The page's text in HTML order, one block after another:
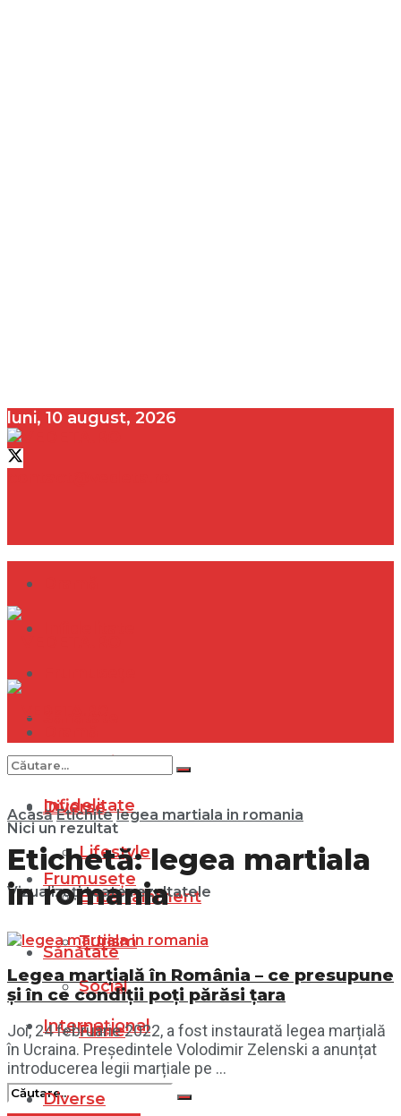
luni, 10 august, 2026
Internațional
Diverse
Lifestyle
Entertainment
Turism
Social
Filme
Infidelitate
Frumusețe
Sănătate
Internațional
Diverse
Nici un rezultat
Vizualizați toate rezultatele
Acasă Etichite legea martiala in romania
Etichetă:legea martiala
in romania
Legea marțială în România – ce presupune
și în ce condiții poți părăsi țara
Joi, 24 februarie 2022, a fost instaurată legea marțială
în Ucraina. Președintele Volodimir Zelenski a anunțat
introducerea legii marțiale pe ...